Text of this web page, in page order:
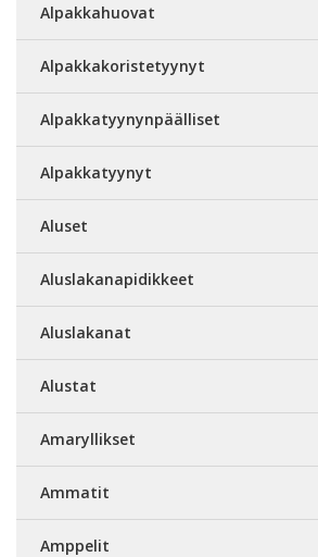
Alpakkahuovat
Alpakkakoristetyynyt
Alpakkatyynynpäälliset
Alpakkatyynyt
Aluset
Aluslakanapidikkeet
Aluslakanat
Alustat
Amaryllikset
Ammatit
Amppelit